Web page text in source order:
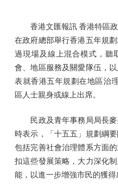
香港文匯報訊 香港特區政
在政府總部舉行香港五年規
過現場及線上混合模式，聽
會、地區服務及關愛隊伍，
表就香港五年規劃在地區治
區人士親身或線上出席。
民政及青年事務局局長麥
時表示，「十五五」規劃綱
包括完善社會治理體系方面
扣這些發展策略，大力深化
能，以進一步增強市民的獲得